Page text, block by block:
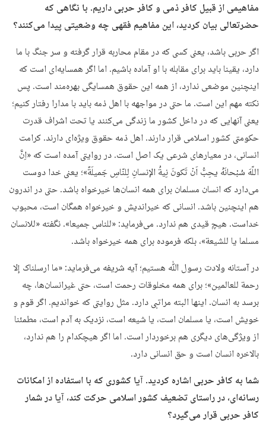
مفاهیمی از قبیل کافر ذمی و کافر حربی داریم. با نگاهی که
حضرتعالی بیان کردید، این مفاهیم فقهی چه وضعیتی پیدا می‌کنند؟
اگر حربی باشد، یعنی کسی که در مقام محاربه قرار گرفته و سر جنگ با ما
دارد، یقینا باید برای مقابله با او آماده باشیم. اما اگر همسایه‌ای است که
اینچنین موضعی ندارد، از همه این حقوق همسایگی بهره‌مند است. پس
نکته مهم این است. ما حتی در مواجهه با اهل ذمه باید با مدارا رفتار کنیم؛
یعنی آنهایی که در داخل کشور ما زندگی می‌کنند یا تحت اشراف قدرت
حکومتی کشور اسلامی قرار دارند. اهل ذمه حقوق ویژه‌ای دارند. کرامت
انسانی، در معیارهای شرعی یک اصل است. در روایتی آمده است که «اِنَّ
اللّهَ سُبْحانَهُ یحِبُّ اَنْ تَکونَ نِیةُ الإنسانِ لِلنّاسِ جَمیلَةً»؛ یعنی خدا دوست
می‌دارد که انسان مسلمان برای همه انسان‌ها خیرخواه باشد. حتی در اندرون
هم اینچنین باشد. انسانی که خیراندیش و خیرخواه همگان است، محبوب
خداست. هیچ قیدی هم ندارد. می‌فرماید: «للناس جمیعا». نگفته «للانسان
مسلما یا للشیعة»، بلکه فرموده برای همه خیرخواه باشد.
در آستانه ولادت رسول ﷲ هستیم؛ آیه شریفه می‌فرماید: «ما ارسلناک إلا
رحمة للعالمین»؛ برای همه مخلوقات رحمت است، حتی غیرانسان‌ها، چه
برسد به انسان. اینها البته مراتبی دارد. مثل روایتی که خواندیم. اگر قوم و
خویش است، یا مسلمان است، یا شیعه است، نزدیک به آدم است، مطمئنا
از ویژگی‌های دیگری هم برخوردار است. اما اگر هیچکدام را هم ندارد،
بالاخره انسان است و حق انسانی دارد.
شما به کافر حربی اشاره کردید. آیا کشوری که با استفاده از امکانات
رسانه‌ای، در راستای تضعیف کشور اسلامی حرکت کند، آیا در شمار
کافر حربی قرار می‌گیرد؟